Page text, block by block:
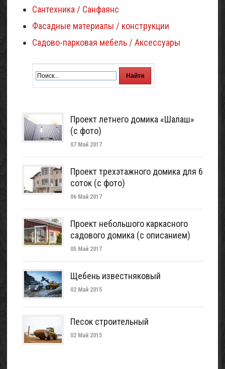
Сантехника / Санфаянс
Фасадные материалы / конструкции
Садово-парковая мебель / Аксессуары
Проект летнего домика «Шалаш»
(с фото)
07 Май 2017
Проект трехэтажного домика для 6
соток (с фото)
06 Май 2017
Проект небольшого каркасного
садового домика (с описанием)
05 Май 2017
Щебень известняковый
02 Май 2015
Песок строительный
02 Май 2015